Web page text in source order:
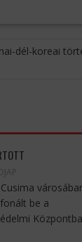
dél-koreai
be a